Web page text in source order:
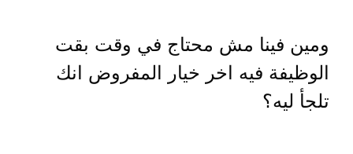
ومين فينا مش محتاج في وقت بقت
الوظيفة فيه اخر خيار المفروض انك
تلجأ ليه؟